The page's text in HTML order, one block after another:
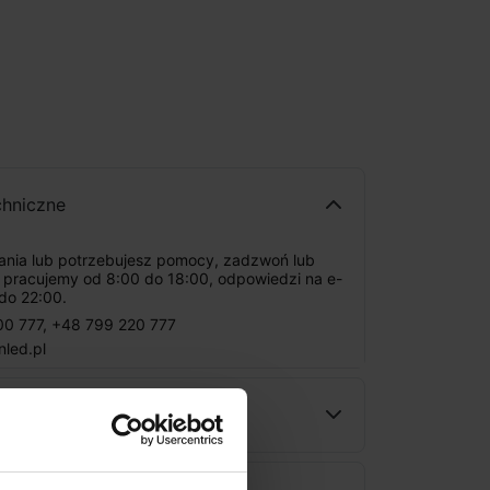
lub potrzebujesz pomocy, zadzwoń lub
pracujemy od 8:00 do 18:00, odpowiedzi na e-
22:00.
777, +48 799 220 777